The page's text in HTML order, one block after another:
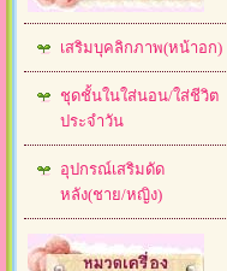
เสริมบุคลิกภาพ(หน้าอก)
ชุดชั้นในใส่นอน/ใส่ชีวิต
ประจำวัน
อุปกรณ์เสริมดัด
หลัง(ชาย/หญิง)